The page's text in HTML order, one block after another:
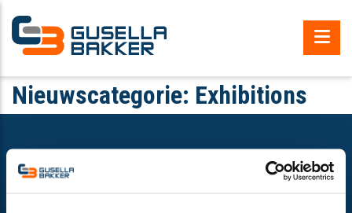
Nieuwscategorie: Exhibitions